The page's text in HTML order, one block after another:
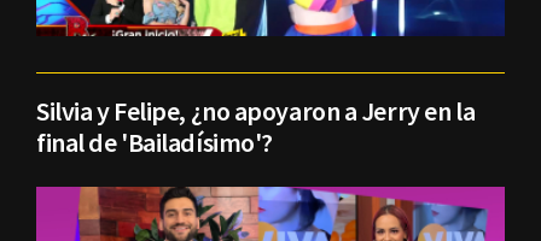
Silvia y Felipe, ¿no apoyaron a Jerry en la
final de 'Bailadísimo'?